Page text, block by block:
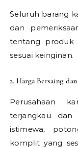
Seluruh barang
dan
tentang produk
sesuai keinginan.
2. Harga Bersaing
Perusahaan
terjangkau dan
istimewa,
komplit yang